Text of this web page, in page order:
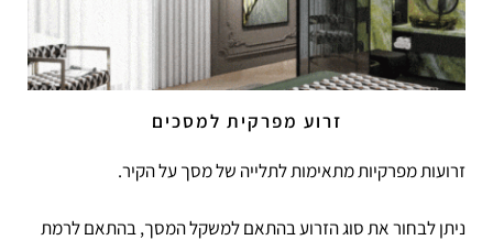
זרוע מפרקית למסכים
זרועות מפרקיות מתאימות לתלייה של מסך על הקיר.
ניתן לבחור את סוג הזרוע בהתאם למשקל המסך, בהתאם לרמת